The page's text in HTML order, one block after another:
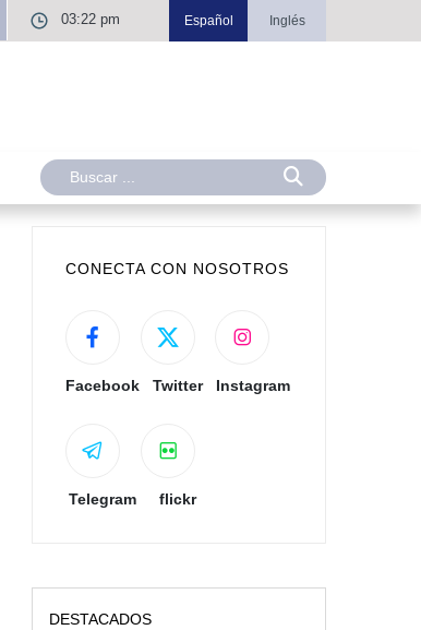
03:22 pm Español Inglés
CONECTA CON NOSOTROS
Facebook Twitter Instagram
Telegram flickr
DESTACADOS